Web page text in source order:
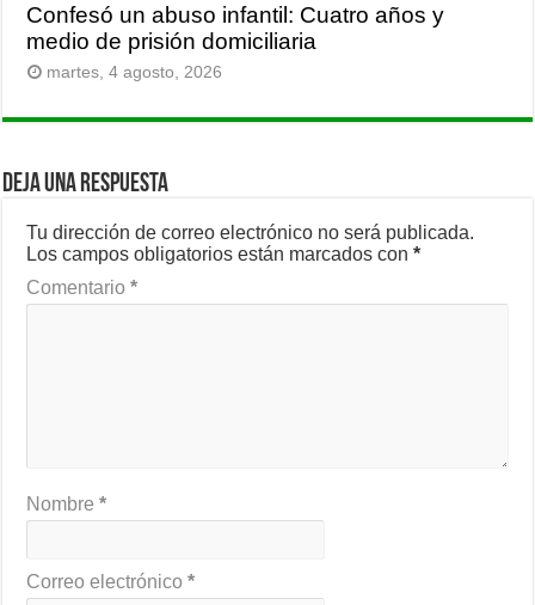
Confesó un abuso infantil: Cuatro años y
medio de prisión domiciliaria
martes, 4 agosto, 2026
Deja una respuesta
Tu dirección de correo electrónico no será publicada.
Los campos obligatorios están marcados con*
Comentario*
Nombre*
Correo electrónico*